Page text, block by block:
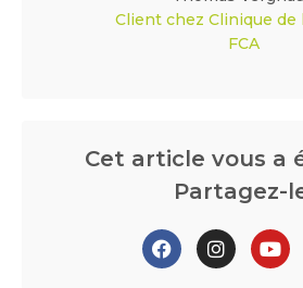
Client chez Clinique de
FCA
Cet article vous a
Partagez-